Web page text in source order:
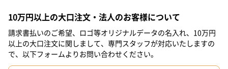
糸の太さは40番手の極細糸。肌やキューティクルを傷つけませ
細糸できめ細かい肌触りなのに、ふわっとボリューム感がありま
す。
このシルキータッチは、他のタオルでは表現できなかった領域で
10万円以上の大口注文・法人のお客様について
請求書払いのご希望、ロゴ等オリジナルデータの名入れ、10万円
以上の大口注文に関しまして、専門スタッフが対応いたしますの
で、以下フォームよりお問い合わせください。